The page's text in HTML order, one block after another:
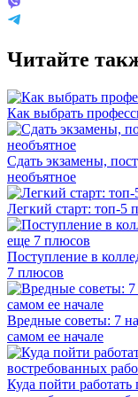
Читайте
Как выбрать
Сдать экзамены,
необъятное
Легкий старт: топ-5
Поступление в
7 плюсов
Вредные советы: 7
самом ее начале
Куда пойти